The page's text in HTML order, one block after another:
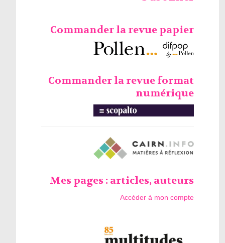
Commander la revue papier
Commander la revue format
numérique
Mes pages : articles, auteurs
Accéder à mon compte